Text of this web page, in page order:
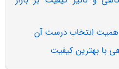
انتخاب درست آن
با بهترین کیفیت